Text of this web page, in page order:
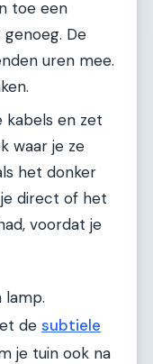
toe een
De
uren mee.
kabels en zet
waar je ze
het donker
direct of het
voordat je
lamp.
de subtiele
je tuin ook na